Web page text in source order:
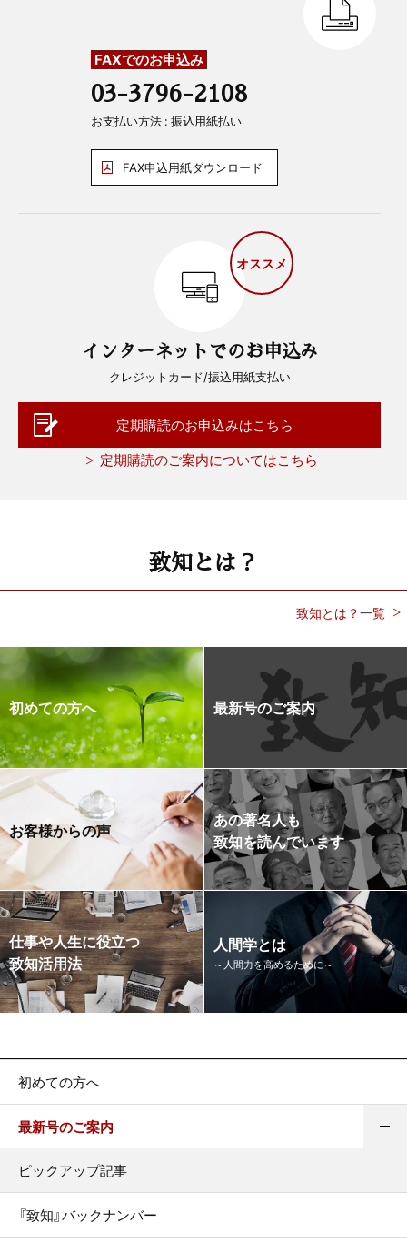
FAXでのお申込み
03-3796-2108
お支払い方法 : 振込用紙払い
FAX申込用紙ダウンロード
オススメ
インターネットでのお申込み
クレジットカード/振込用紙支払い
定期購読のお申込みはこちら
定期購読のご案内についてはこちら
致知とは？
致知とは？一覧
初めての方へ 最新号のご案内
お客様からの声
あの著名人も
致知を読んでいます
仕事や人生に役立つ
致知活用法
人間学とは
～人間力を高めるために～
初めての方へ
最新号のご案内
ピックアップ記事
『致知』バックナンバー